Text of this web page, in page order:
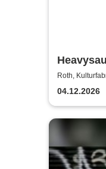
2026/27
Roth,
04.12.2026